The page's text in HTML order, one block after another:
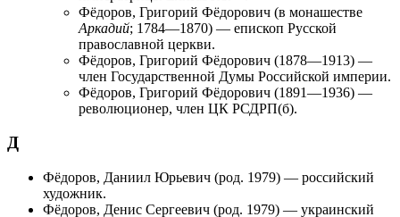
Фёдоров, Григорий Фёдорович (в монашестве
Аркадий; 1784—1870) — епископ Русской
православной церкви.
Фёдоров, Григорий Фёдорович (1878—1913) —
член Государственной Думы Российской империи.
Фёдоров, Григорий Фёдорович (1891—1936) —
революционер, член ЦК РСДРП(б).
Д
Фёдоров, Даниил Юрьевич (род. 1979) — российский
художник.
Фёдоров, Денис Сергеевич (род. 1979) — украинский